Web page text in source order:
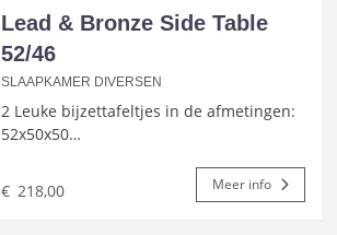
Lead & Bronze Side Table
52/46
SLAAPKAMER DIVERSEN
2 Leuke bijzettafeltjes in de afmetingen:
52x50x50…
€ 218,00 Meer info